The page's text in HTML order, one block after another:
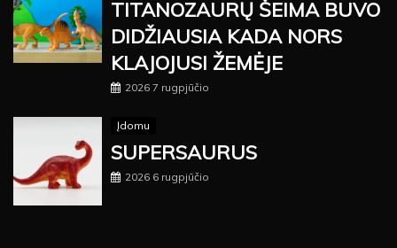
TITANOZAURŲ ŠEIMA BUVO
DIDŽIAUSIA KADA NORS
KLAJOJUSI ŽEMĖJE
2026 7 rugpjūčio
Įdomu
SUPERSAURUS
2026 6 rugpjūčio